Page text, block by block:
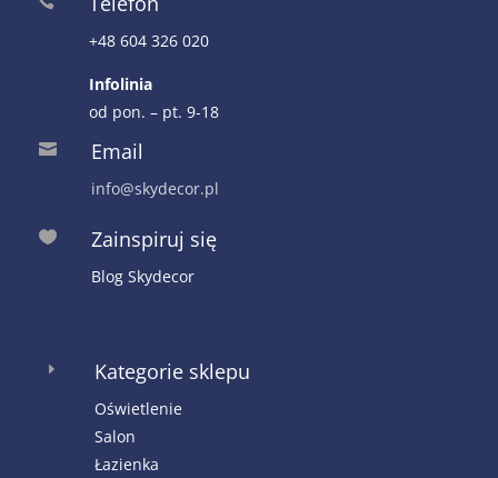
+48 604 326 020
Infolinia
od pon. – pt. 9-18
 Email
info@skydecor.pl
 Zainspiruj się
Blog Skydecor
E Kategorie sklepu
Oświetlenie
Salon
Łazienka